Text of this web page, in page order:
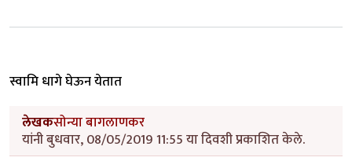
स्वामि धागे घेऊन येतात
लेखकसोन्या बागलाणकर
यांनी बुधवार, 08/05/2019 11:55 या दिवशी प्रकाशित केले.